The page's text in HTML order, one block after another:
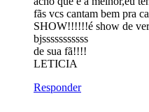
fãs vcs cantam bem pra
SHOW!!!!!!é show de
bjsssssssssss
de sua fã!!!!
LETICIA
Responder